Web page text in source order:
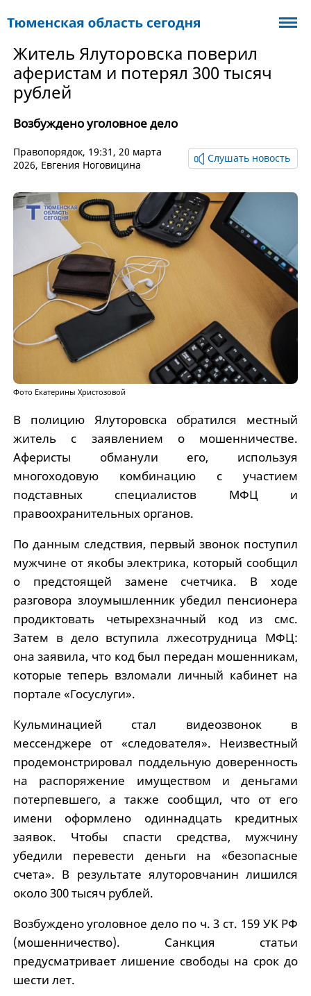
Житель Ялуторовска поверил
аферистам и потерял 300 тысяч
рублей
Возбуждено уголовное дело
Правопорядок, 19:31, 20 марта
2026, Евгения Ноговицина
Слушать новость
Фото Екатерины Христозовой
В полицию Ялуторовска обратился местный
житель с заявлением о мошенничестве.
Аферисты обманули его, используя
многоходовую комбинацию с участием
подставных специалистов МФЦ и
правоохранительных органов.
По данным следствия, первый звонок поступил
мужчине от якобы электрика, который сообщил
о предстоящей замене счетчика. В ходе
разговора злоумышленник убедил пенсионера
продиктовать четырехзначный код из смс.
Затем в дело вступила лжесотрудница МФЦ:
она заявила, что код был передан мошенникам,
которые теперь взломали личный кабинет на
портале «Госуслуги».
Кульминацией стал видеозвонок в
мессенджере от «следователя». Неизвестный
продемонстрировал поддельную доверенность
на распоряжение имуществом и деньгами
потерпевшего, а также сообщил, что от его
имени оформлено одиннадцать кредитных
заявок. Чтобы спасти средства, мужчину
убедили перевести деньги на «безопасные
счета». В результате ялуторовчанин лишился
около 300 тысяч рублей.
Возбуждено уголовное дело по ч. 3 ст. 159 УК РФ
(мошенничество). Санкция статьи
предусматривает лишение свободы на срок до
шести лет.